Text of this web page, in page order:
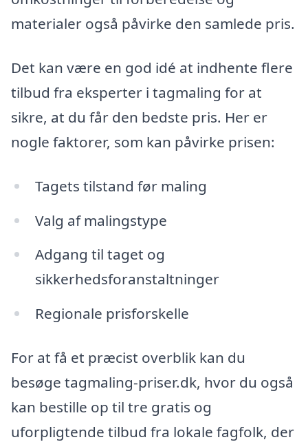
materialer også påvirke den samlede pris.
Det kan være en god idé at indhente flere
tilbud fra eksperter i tagmaling for at
sikre, at du får den bedste pris. Her er
nogle faktorer, som kan påvirke prisen:
Tagets tilstand før maling
Valg af malingstype
Adgang til taget og
sikkerhedsforanstaltninger
Regionale prisforskelle
For at få et præcist overblik kan du
besøge tagmaling-priser.dk, hvor du også
kan bestille op til tre gratis og
uforpligtende tilbud fra lokale fagfolk, der